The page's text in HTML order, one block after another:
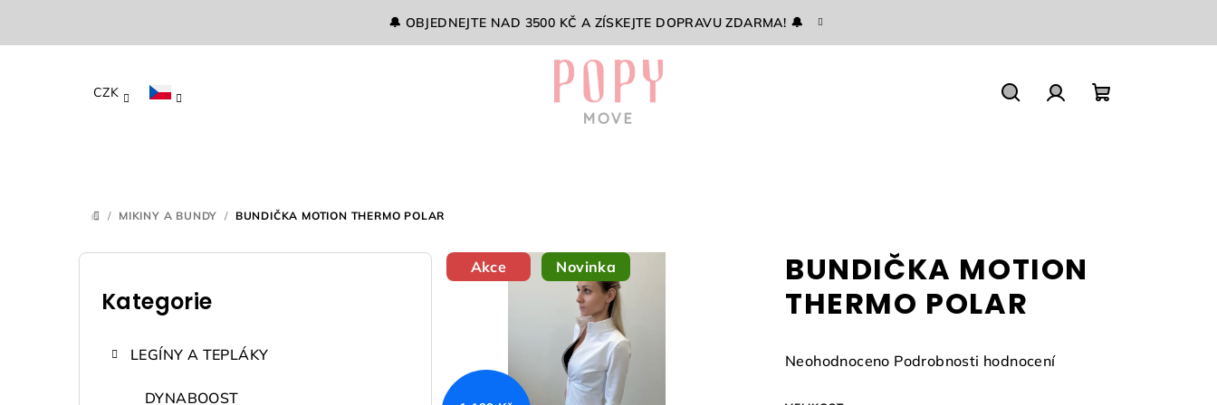
🔔 OBJEDNEJTE NAD 3500 KČ A ZÍSKEJTE DOPRAVU ZDARMA! 🔔
CZK
DOMŮ
/ MIKINY A BUNDY / BUNDIČKA MOTION THERMO POLAR
P
Přeskočit
kategorie
Kategorie
LEGÍNY A TEPLÁKY
DYNABOOST
BUNDIČKA MOTION
THERMO POLAR
Průměrné
Neohodnoceno Podrobnosti hodnocení
Akce Novinka